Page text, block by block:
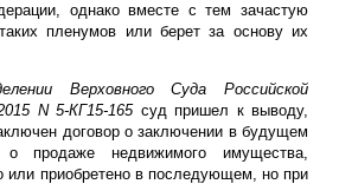
однако вместе с тем зачастую
пленумов или берет за основу их
Верховного Суда Российской
N 5-КГ15-165суд пришел к выводу,
договор о заключении в будущем
о продаже недвижимого имущества,
или приобретено в последующем, но при